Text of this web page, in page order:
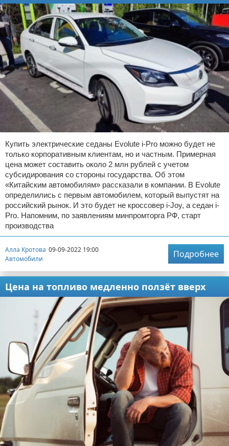
Купить электрические седаны Evolute i-Pro можно будет не
только корпоративным клиентам, но и частным. Примерная
цена может составить около 2 млн рублей с учетом
субсидирования со стороны государства. Об этом
«Китайским автомобилям» рассказали в компании. В Evolute
определились с первым автомобилем, который выпустят на
российский рынок. И это будет не кроссовер i-Joy, а седан i-
Pro. Напомним, по заявлениям минпромторга РФ, старт
производства
Алла Кротова 09-09-2022 19:00
Автомобили
Подробнее
Цена на топливо медленно ползёт вверх